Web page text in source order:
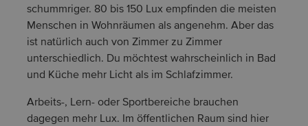
schummriger. 80 bis 150 Lux empfinden die meisten
Menschen in Wohnräumen als angenehm. Aber das
ist natürlich auch von Zimmer zu Zimmer
unterschiedlich. Du möchtest wahrscheinlich in Bad
und Küche mehr Licht als im Schlafzimmer.
Arbeits-, Lern- oder Sportbereiche brauchen
dagegen mehr Lux. Im öffentlichen Raum sind hier